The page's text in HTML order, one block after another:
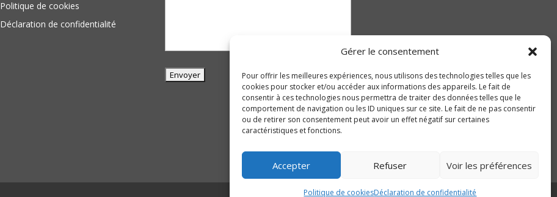
Gérer le consentement
Pour offrir les meilleures expériences, nous utilisons des technologies telles que les
cookies pour stocker et/ou accéder aux informations des appareils. Le fait de
consentir à ces technologies nous permettra de traiter des données telles que le
comportement de navigation ou les ID uniques sur ce site. Le fait de ne pas consentir
ou de retirer son consentement peut avoir un effet négatif sur certaines
caractéristiques et fonctions.
Accepter Refuser Voir les préférences
Politique de cookiesDéclaration de confidentialité
Politique de cookies
Déclaration de confidentialité